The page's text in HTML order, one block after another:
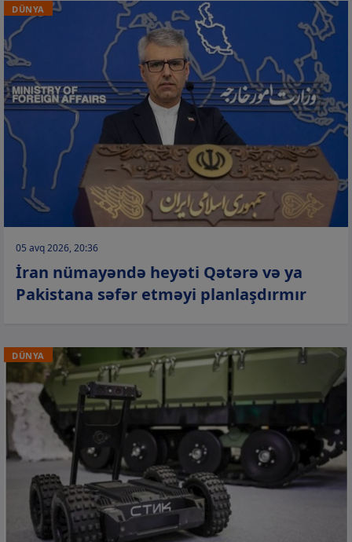
DÜNYA
05 avq 2026, 20:36
İran nümayəndə heyəti Qətərə və ya
Pakistana səfər etməyi planlaşdırmır
DÜNYA